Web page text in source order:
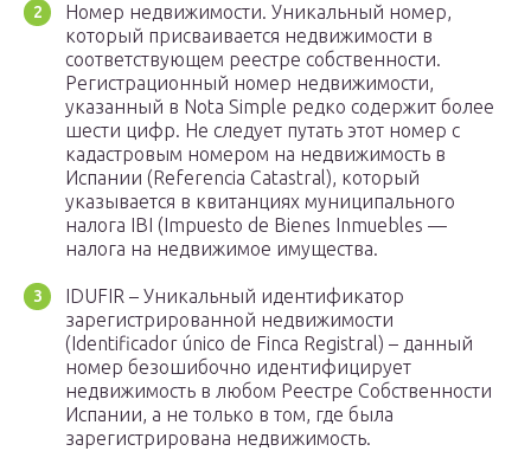
Номер недвижимости. Уникальный номер,
который присваивается недвижимости в
соответствующем реестре собственности.
Регистрационный номер недвижимости,
указанный в Nota Simple редко содержит более
шести цифр. Не следует путать этот номер с
кадастровым номером на недвижимость в
Испании (Referencia Catastral), который
указывается в квитанциях муниципального
налога IBI (Impuesto de Bienes Inmuebles —
налога на недвижимое имущества.
IDUFIR – Уникальный идентификатор
зарегистрированной недвижимости
(Identificador único de Finca Registral) – данный
номер безошибочно идентифицирует
недвижимость в любом Реестре Собственности
Испании, а не только в том, где была
зарегистрирована недвижимость.